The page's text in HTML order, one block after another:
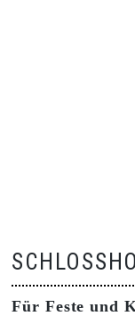
Für Feste und